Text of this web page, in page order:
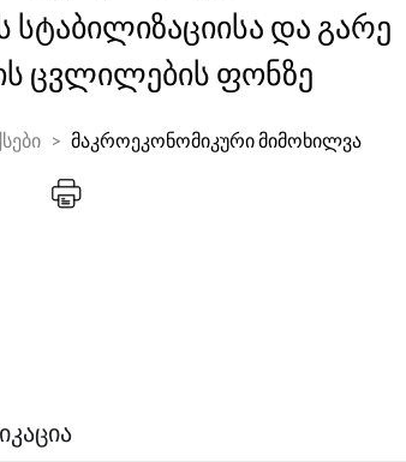
სტაბილიზაციისა და გარე
ცვლილების ფონზე
მაკროეკონომიკური მიმოხილვა